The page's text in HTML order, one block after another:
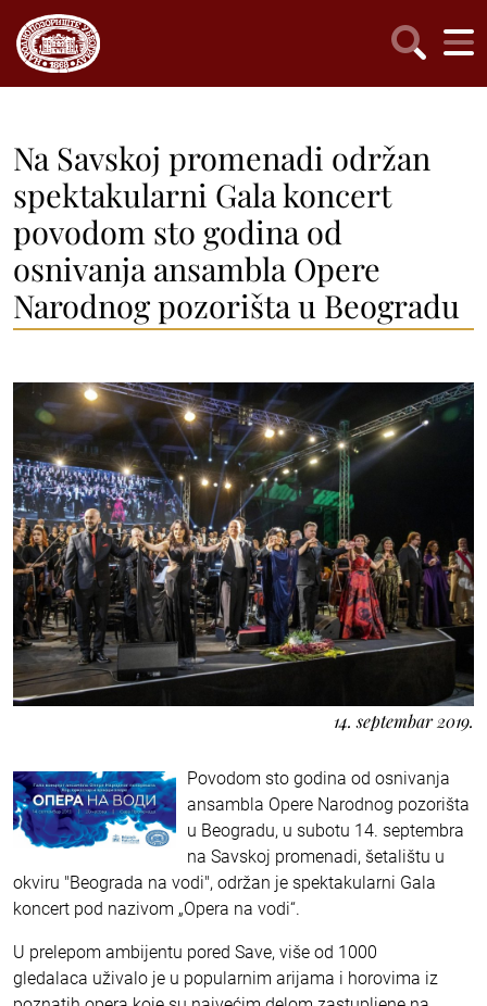
Na Savskoj promenadi održan
spektakularni Gala koncert
povodom sto godina od
osnivanja ansambla Opere
Narodnog pozorišta u Beogradu
14. septembar 2019.
Povodom sto godina od osnivanja
ansambla Opere Narodnog pozorišta
u Beogradu, u subotu 14. septembra
na Savskoj promenadi, šetalištu u
okviru "Beograda na vodi", održan je spektakularni Gala
koncert pod nazivom „Opera na vodi“.
U prelepom ambijentu pored Save, više od 1000
gledalaca uživalo je u popularnim arijama i horovima iz